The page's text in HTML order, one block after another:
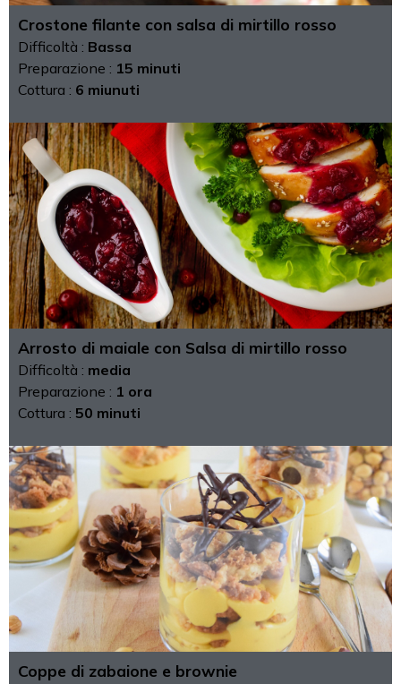
Crostone filante con salsa di mirtillo rosso
Difficoltà : Bassa
Preparazione : 15 minuti
Cottura : 6 miunuti
Arrosto di maiale con Salsa di mirtillo rosso
Difficoltà : media
Preparazione : 1 ora
Cottura : 50 minuti
Coppe di zabaione e brownie